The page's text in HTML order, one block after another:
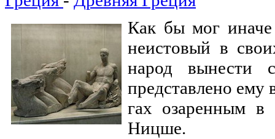
Как бы мог иначе
неистовый в
народ вынести
представлено ему
гах озаренным в
Ницше.